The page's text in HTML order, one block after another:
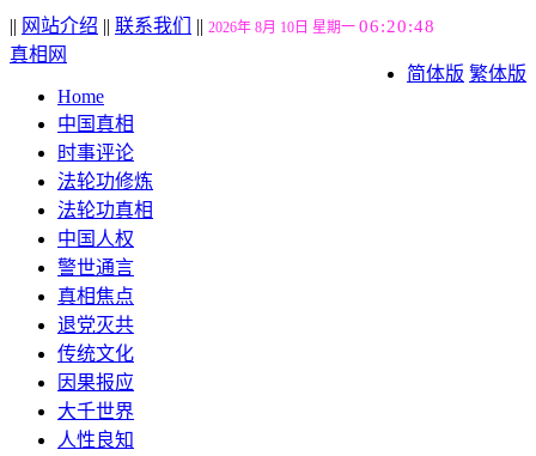
|| 网站介绍 || 联系我们 || 2026年 8月 10日 星期一 06:20:48
简体版 繁体版
真相网
Home
中国真相
时事评论
法轮功修炼
法轮功真相
中国人权
警世通言
真相焦点
退党灭共
传统文化
因果报应
大千世界
人性良知